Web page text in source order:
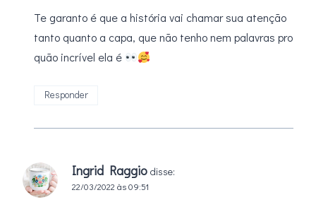
Te garanto é que a história vai chamar sua atenção
tanto quanto a capa, que não tenho nem palavras pro
quão incrível ela é
Responder
Ingrid Raggio disse:
22/03/2022 às 09:51